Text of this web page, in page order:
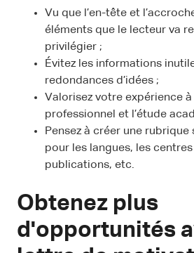
Vu que l’en-tête et
éléments que le lecteur va
privilégier ;
Évitez les informations
redondances d’idées ;
Valorisez votre expérience
professionnel et l’étude
Pensez à créer une
pour les langues, les
publications, etc.
Obtenez plus
d'opportunités